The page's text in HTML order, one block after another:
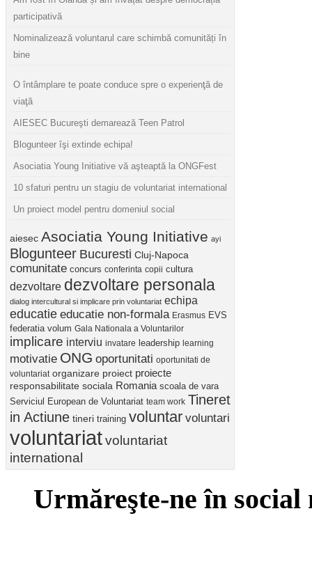
participativă
Nominalizează voluntarul care schimbă comunități în
bine
O întâmplare te poate conduce spre o experienţă de
viaţă
AIESEC Bucureşti demarează Teen Patrol
Blogunteer îşi extinde echipa!
Asociatia Young Initiative vă aşteaptă la ONGFest
10 sfaturi pentru un stagiu de voluntariat international
Un proiect model pentru domeniul social
aiesec Asociatia Young Initiative ayi
Blogunteer Bucuresti Cluj-Napoca
comunitate concurs conferinta copii cultura
dezvoltare dezvoltare personala
dialog intercultural si implicare prin voluntariat echipa
educatie educatie non-formala Erasmus EVS
federatia volum Gala Nationala a Voluntarilor
implicare interviu invatare leadership learning
motivatie ONG oportunitati oportunitati de
voluntariat organizare proiect proiecte
responsabilitate sociala Romania scoala de vara
Serviciul European de Voluntariat team work Tineret
in Actiune tineri training voluntar voluntari
voluntariatvoluntariat
international
Urmăreşte-ne în social